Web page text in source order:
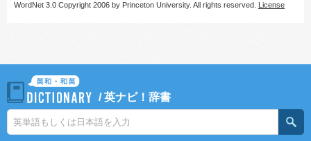
WordNet 3.0 Copyright 2006 by Princeton University. All rights reserved. License
/英ナビ！辞書